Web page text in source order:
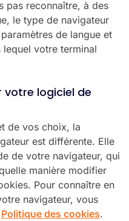
pas reconnaître, à des
le type de navigateur
de langue et
lequel votre terminal
logiciel de
de vos choix, la
est différente. Elle
de votre navigateur, qui
manière modifier
Pour connaître en
navigateur, vous
Politique des cookies.